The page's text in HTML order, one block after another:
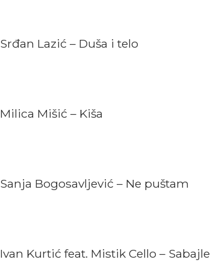
Srđan Lazić – Duša i telo
Milica Mišić – Kiša
Sanja Bogosavljević – Ne puštam
Ivan Kurtić feat. Mistik Cello – Sabajle